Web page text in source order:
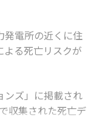
発電所の近くに住
る死亡リスクが
ンズ」に掲載され
収集された死亡デ